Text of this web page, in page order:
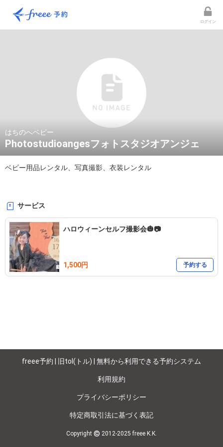
ログイン
はちのへベビー
Photostudioangesフォトスタジオアンジェ
ベビー用品レンタル、写真撮影、衣装レンタル
サービス
ハロウィーンセルフ撮影会🎃📷
1,500円 予約する
freee予約 | 旧tol(トル) | 無料から利用できる予約システム
利用規約
プライバシーポリシー
特定商取引法に基づく表記
Copyright © 2012-2025 freee K.K.